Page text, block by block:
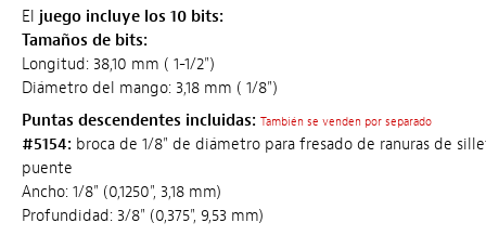
El juego incluye los 10 bits:
Tamaños de bits:
Longitud: 38,10 mm ( 1-1/2")
Diámetro del mango: 3,18 mm ( 1/8")
Puntas descendentes incluidas: También se venden por separado
#5154: broca de 1/8" de diámetro para fresado de ranuras de
puente
Ancho: 1/8" (0,1250", 3,18 mm)
Profundidad: 3/8" (0,375", 9,53 mm)